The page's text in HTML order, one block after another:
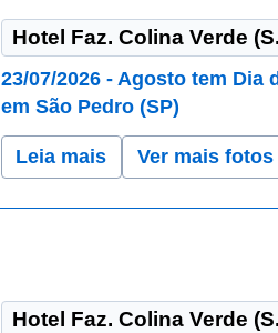
Hotel Faz. Colina Verde
23/07/2026 - Agosto tem Dia
em São Pedro (SP)
Leia mais Ver mais fotos
Hotel Faz. Colina Verde